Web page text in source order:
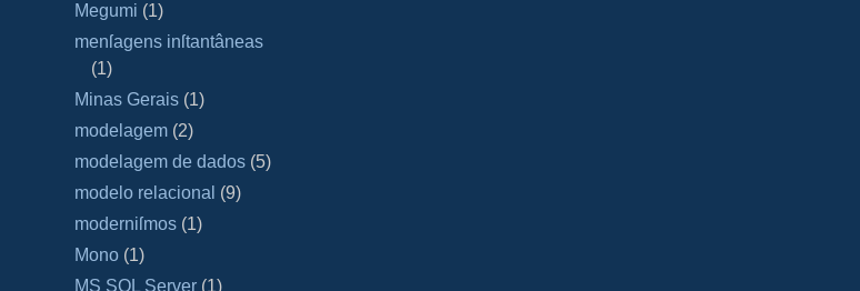
Megumi (1)
menſagens inſtantâneas
(1)
Minas Gerais (1)
modelagem (2)
modelagem de dados (5)
modelo relacional (9)
moderniſmos (1)
Mono (1)
MS SQL Server (1)